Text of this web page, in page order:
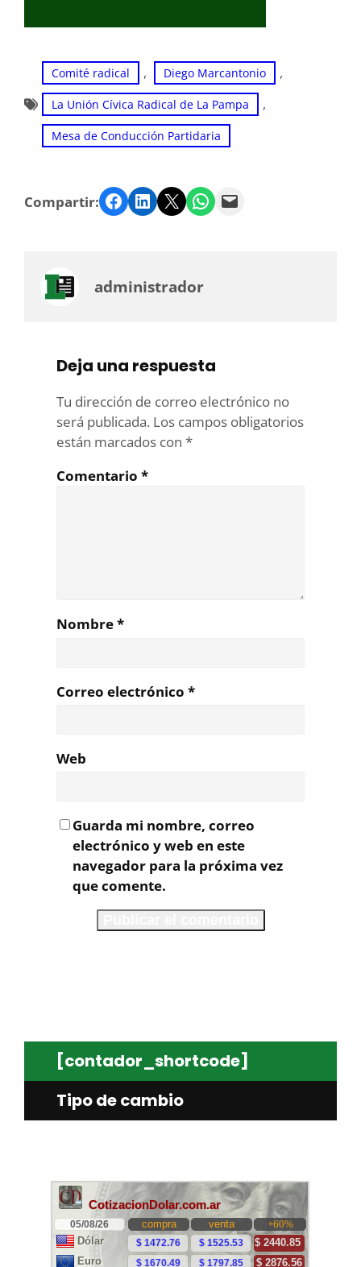
Comité radical , Diego Marcantonio ,
La Unión Cívica Radical de La Pampa ,
Mesa de Conducción Partidaria
Compartir: Facebook LinkedIn Twitter WhatsApp Email
administrador
Deja una respuesta
Tu dirección de correo electrónico no
será publicada. Los campos obligatorios
están marcados con *
Comentario *
Nombre*
Correo electrónico *
Web
Guarda mi nombre, correo
electrónico y web en este
navegador para la próxima vez
que comente.
[contador_shortcode]
Tipo de cambio